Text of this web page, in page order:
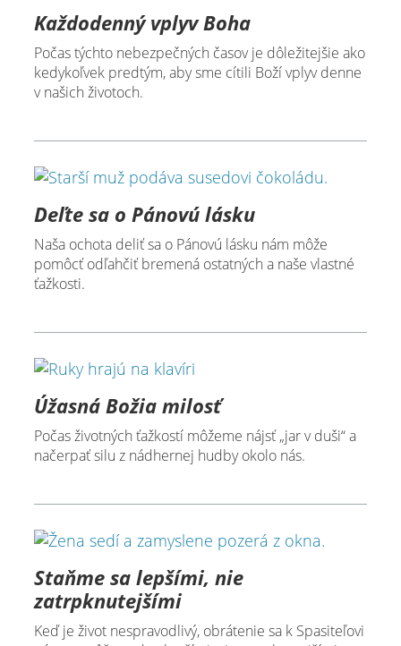
Každodenný vplyv Boha
Počas týchto nebezpečných časov je dôležitejšie ako
kedykoľvek predtým, aby sme cítili Boží vplyv denne
v našich životoch.
Deľte sa o Pánovú lásku
Naša ochota deliť sa o Pánovú lásku nám môže
pomôcť odľahčiť bremená ostatných a naše vlastné
ťažkosti.
Úžasná Božia milosť
Počas životných ťažkostí môžeme nájsť „jar v duši“ a
načerpať silu z nádhernej hudby okolo nás.
Staňme sa lepšími, nie
zatrpknutejšími
Keď je život nespravodlivý, obrátenie sa k Spasiteľovi